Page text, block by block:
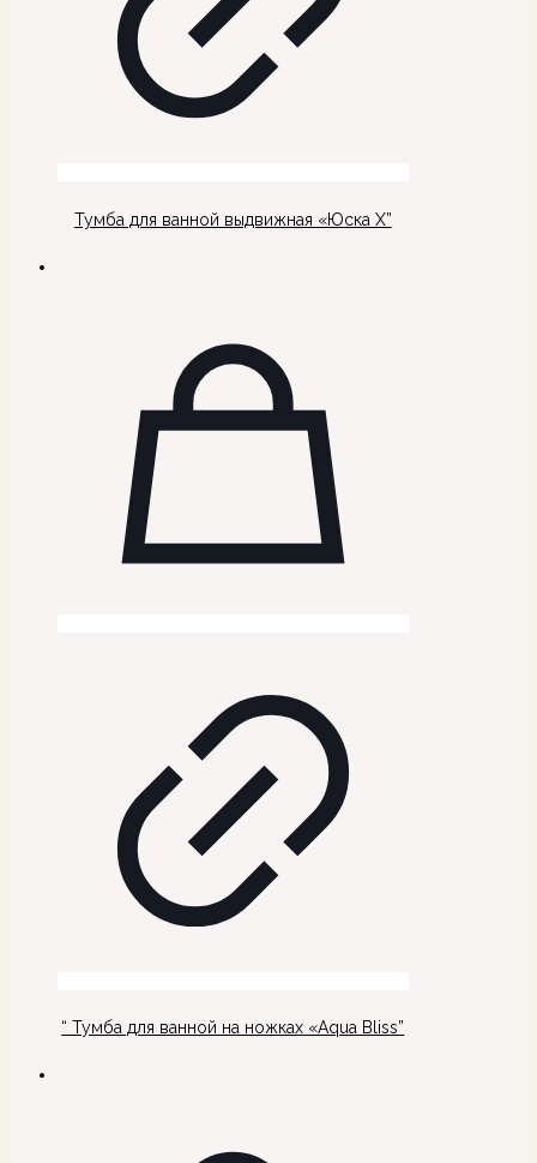
Тумба для ванной выдвижная «Юска Х”
“ Тумба для ванной на ножках «Aqua Bliss”